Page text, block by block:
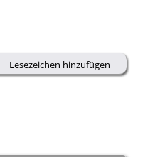
Lesezeichen hinzufügen